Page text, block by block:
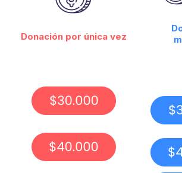
Donación por única vez